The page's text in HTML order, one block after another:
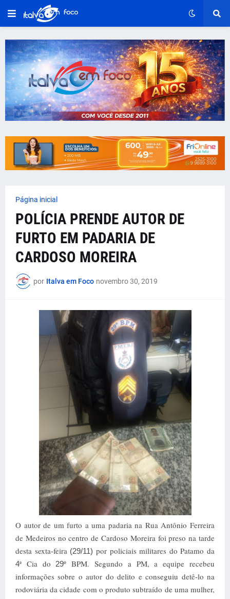
Página inicial
POLÍCIA PRENDE AUTOR DE
FURTO EM PADARIA DE
CARDOSO MOREIRA
por Italva em Foco novembro 30, 2019
O autor de um furto a uma padaria na Rua Antônio Ferreira
de Medeiros no centro de Cardoso Moreira foi preso na tarde
desta sexta-feira (29/11) por policiais militares do Patamo da
4ª Cia do 29º BPM. Segundo a PM, a equipe recebeu
informações sobre o autor do delito e conseguiu detê-lo na
rodoviária da cidade com o produto subtraído de uma mulher,